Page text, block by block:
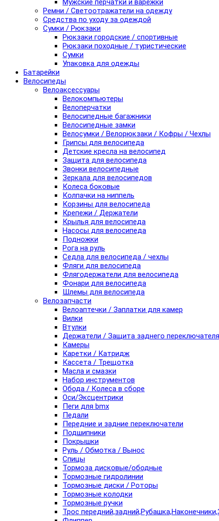
Мужские перчатки и варежки
Ремни / Светоотражатели на одежду
Средства по уходу за одеждой
Сумки / Рюкзаки
Рюкзаки городские / спортивные
Рюкзаки походные / туристические
Сумки
Упаковка для одежды
Батарейки
Велосипеды
Велоаксессуары
Велокомпьютеры
Велоперчатки
Велосипедные багажники
Велосипедные замки
Велосумки / Велорюкзаки / Кофры / Чехлы
Грипсы для велосипеда
Детские кресла на велосипед
Защита для велосипеда
Звонки велосипедные
Зеркала для велосипедов
Колеса боковые
Колпачки на ниппель
Корзины для велосипеда
Крепежи / Держатели
Крылья для велосипеда
Насосы для велосипеда
Подножки
Рога на руль
Седла для велосипеда / чехлы
Фляги для велосипеда
Флягодержатели для велосипеда
Фонари для велосипеда
Шлемы для велосипеда
Велозапчасти
Велоаптечки / Заплатки для камер
Вилки
Втулки
Держатели / Защита заднего переключателя
Камеры
Каретки / Катридж
Кассета / Трещотка
Масла и смазки
Набор инструментов
Обода / Колеса в сборе
Оси/Эксцентрики
Пеги для bmx
Педали
Передние и задние переключатели
Подшипники
Покрышки
Руль / Обмотка / Вынос
Спицы
Тормоза дисковые/ободные
Тормозные гидролинии
Тормозные диски / Роторы
Тормозные колодки
Тормозные ручки
Трос